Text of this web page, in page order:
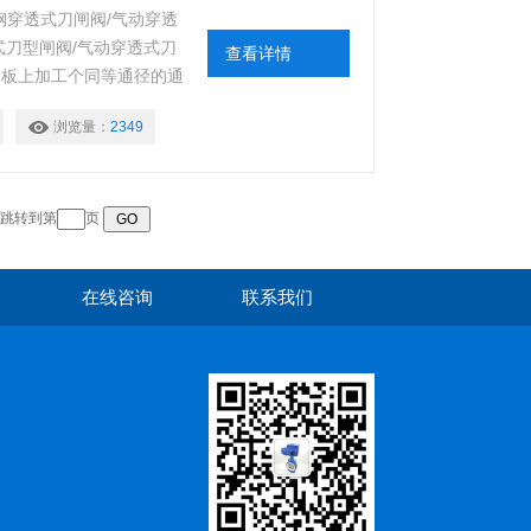
透式刀闸阀/气动穿透
型闸阀/气动穿透式刀
上加工个同等通径的通
渣、纸浆、泥浆、污水
浏览量： 2349
查看详情
转到第 页
在线咨询 联系我们